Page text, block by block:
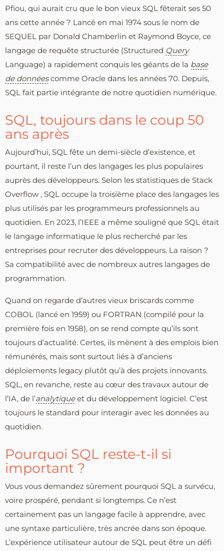
Pfiou, qui aurait cru que le bon vieux SQL fêterait ses 50
ans cette année ? Lancé en mai 1974 sous le nom de
SEQUEL par Donald Chamberlin et Raymond Boyce, ce
langage de requête structurée (Structured Query
Language) a rapidement conquis les géants de la base
de donnéescomme Oracle dans les années 70. Depuis,
SQL fait partie intégrante de notre quotidien numérique.
SQL, toujours dans le coup 50
ans après
Aujourd’hui, SQL fête un demi-siècle d’existence, et
pourtant, il reste l’un des langages les plus populaires
auprès des développeurs. Selon les statistiques de Stack
Overflow , SQL occupe la troisième place des langages les
plus utilisés par les programmeurs professionnels au
quotidien. En 2023, l’IEEE a même souligné que SQL était
le langage informatique le plus recherché par les
entreprises pour recruter des développeurs. La raison ?
Sa compatibilité avec de nombreux autres langages de
programmation.
Quand on regarde d’autres vieux briscards comme
COBOL (lancé en 1959) ou FORTRAN (compilé pour la
première fois en 1958), on se rend compte qu’ils sont
toujours d’actualité. Certes, ils mènent à des emplois bien
rémunérés, mais sont surtout liés à d’anciens
déploiements legacy plutôt qu’à des projets innovants.
SQL, en revanche, reste au cœur des travaux autour de
l’IA, de l’analytiqueet du développement logiciel. C’est
toujours le standard pour interagir avec les données au
quotidien.
Pourquoi SQL reste-t-il si
important ?
Vous vous demandez sûrement pourquoi SQL a survécu,
voire prospéré, pendant si longtemps. Ce n’est
certainement pas un langage facile à apprendre, avec
une syntaxe particulière, très ancrée dans son époque.
L’expérience utilisateur autour de SQL peut être un défi